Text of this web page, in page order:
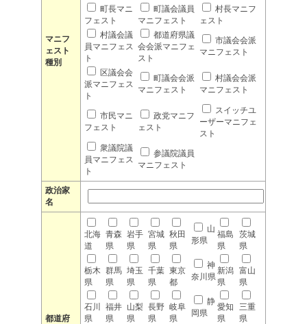
マニフ
ェスト
種別
町長マニ
フェスト
町議会議員
マニフェスト
村長マニフ
ェスト
村議会議
員マニフェス
ト
都道府県議
会会派マニフェ
スト
市議会会派
マニフェスト
区議会会
派マニフェス
ト
町議会会派
マニフェスト
村議会会派
マニフェスト
市民マニ
フェスト
政党マニフ
ェスト
スイッチユ
ーザーマニフェ
スト
衆議院議
員マニフェス
ト
参議院議員
マニフェスト
政治家
名
都道府
北海
道
青森
県
岩手
県
宮城
県
秋田
県
山
形県
福島
県
茨城
県
栃木
県
群馬
県
埼玉
県
千葉
県
東京
都
神
奈川県
新潟
県
富山
県
石川
県
福井
県
山梨
県
長野
県
岐阜
県
静
岡県
愛知
県
三重
県